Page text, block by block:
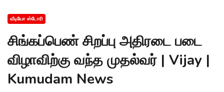
வீடியோ ஸ்டோரி
சிங்கப்பெண் சிறப்பு அதிரடை படை
விழாவிற்கு வந்த முதல்வர் | Vijay |
Kumudam News